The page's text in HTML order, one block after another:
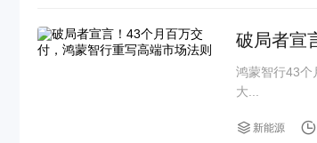
破局者宣
鸿蒙智行43个
大...
新能源